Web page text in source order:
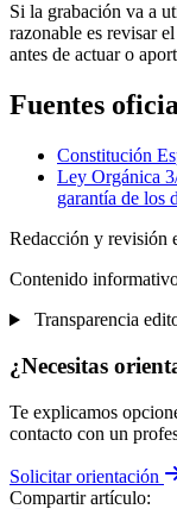
Si la grabación va a
razonable es revisar
antes de actuar o
Fuentes
Constitución
Ley Orgánica
garantía de los
Redacción y revisión
Contenido
Transparencia
¿Necesitas
Te explicamos
contacto con un
Solicitar orientación
Compartir artículo: